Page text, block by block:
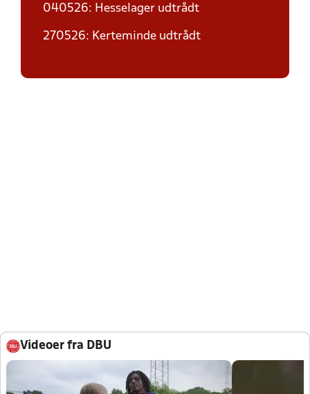
040526: Hesselager udtrådt
270526: Kerteminde udtrådt
Videoer fra DBU